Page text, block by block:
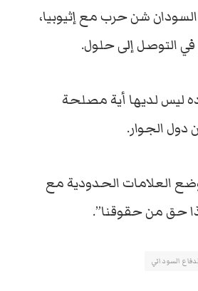
شن حرب مع إثيوبيا،
في التوصل إلى حلول.
ليس لديها أية مصلحة
دول الجوار.
العلامات الحدودية مع
حق من حقوقنا”.
السوداني